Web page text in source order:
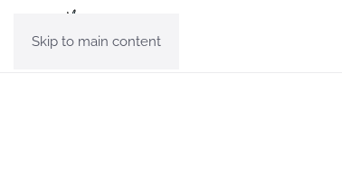
Skip to main content